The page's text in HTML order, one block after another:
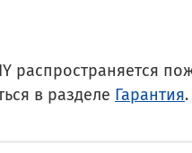
распространяется
в разделе Гарантия.